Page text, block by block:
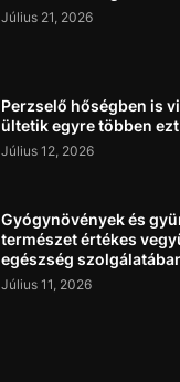
Július 21, 2026
Perzselő hőségben is
ültetik egyre többen
Július 12, 2026
Gyógynövények és
természet értékes
egészség
Július 11, 2026